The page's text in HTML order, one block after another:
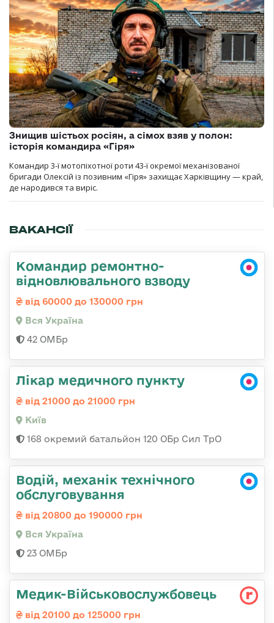
Знищив шістьох росіян, а сімох взяв у полон:
історія командира «Гіря»
Командир 3-ї мотопіхотної роти 43-ї окремої механізованої
бригади Олексій із позивним «Гіря» захищає Харківщину — край,
де народився та виріс.
ВАКАНСІЇ
Командир ремонтно-
відновлювального взводу
від 60000 до 130000 грн
Вся Україна
42 ОМБр
Лікар медичного пункту
від 21000 до 21000 грн
Київ
168 окремий батальйон 120 ОБр Cил ТрО
Водій, механік технічного
обслуговування
від 20800 до 190000 грн
Вся Україна
23 ОМБр
Медик-Військовослужбовець
від 20100 до 125000 грн